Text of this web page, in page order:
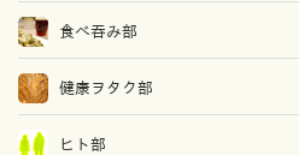
食べ吞み部
健康ヲタク部
ヒト部